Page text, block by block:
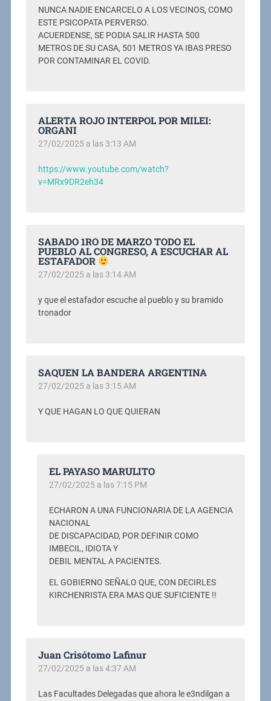
NUNCA NADIE ENCARCELO A LOS VECINOS, COMO
ESTE PSICOPATA PERVERSO.
ACUERDENSE, SE PODIA SALIR HASTA 500
METROS DE SU CASA, 501 METROS YA IBAS PRESO
POR CONTAMINAR EL COVID.
ALERTA ROJO INTERPOL POR MILEI:
ORGANI
27/02/2025 a las 3:13 AM
https://www.youtube.com/watch?
v=MRx9DR2eh34
SABADO 1RO DE MARZO TODO EL
PUEBLO AL CONGRESO, A ESCUCHAR AL
ESTAFADOR
27/02/2025 a las 3:14 AM
y que el estafador escuche al pueblo y su bramido
tronador
SAQUEN LA BANDERA ARGENTINA
27/02/2025 a las 3:15 AM
Y QUE HAGAN LO QUE QUIERAN
EL PAYASO MARULITO
27/02/2025 a las 7:15 PM
ECHARON A UNA FUNCIONARIA DE LA AGENCIA
NACIONAL
DE DISCAPACIDAD, POR DEFINIR COMO
IMBECIL, IDIOTA Y
DEBIL MENTAL A PACIENTES.
EL GOBIERNO SEÑALO QUE, CON DECIRLES
KIRCHENRISTA ERA MAS QUE SUFICIENTE !!
Juan Crisótomo Lafinur
27/02/2025 a las 4:37 AM
Las Facultades Delegadas que ahora le e3ndilgan a